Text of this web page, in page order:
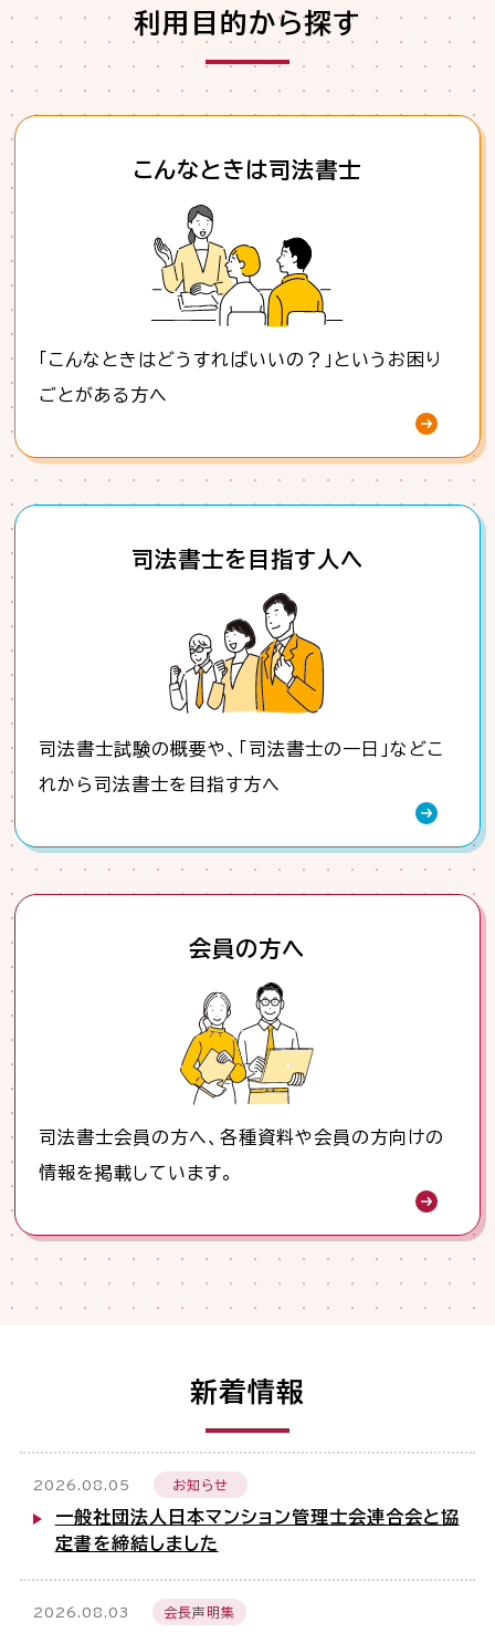
利用目的から探す
こんなときは司法書士
「こんなときはどうすればいいの？」というお困り
ごとがある方へ
司法書士を目指す人へ
司法書士試験の概要や、「司法書士の一日」などこ
れから司法書士を目指す方へ
会員の方へ
司法書士会員の方へ、各種資料や会員の方向けの
情報を掲載しています。
新着情報
2026.08.05 お知らせ
一般社団法人日本マンション管理士会連合会と協
定書を締結しました
2026.08.03 会長声明集